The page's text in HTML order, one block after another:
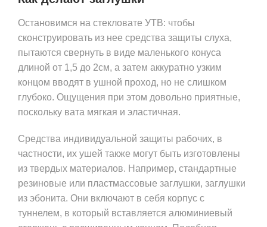
Остановимся на стекловате УТВ: чтобы
сконструировать из нее средства защиты слуха,
пытаются свернуть в виде маленького конуса
длиной от 1,5 до 2см, а затем аккуратно узким
концом вводят в ушной проход, но не слишком
глубоко. Ощущения при этом довольно приятные,
поскольку вата мягкая и эластичная.
Средства индивидуальной защиты рабочих, в
частности, их ушей также могут быть изготовлены
из твердых материалов. Например, стандартные
резиновые или пластмассовые заглушки, заглушки
из эбонита. Они включают в себя корпус с
туннелем, в который вставляется алюминиевый